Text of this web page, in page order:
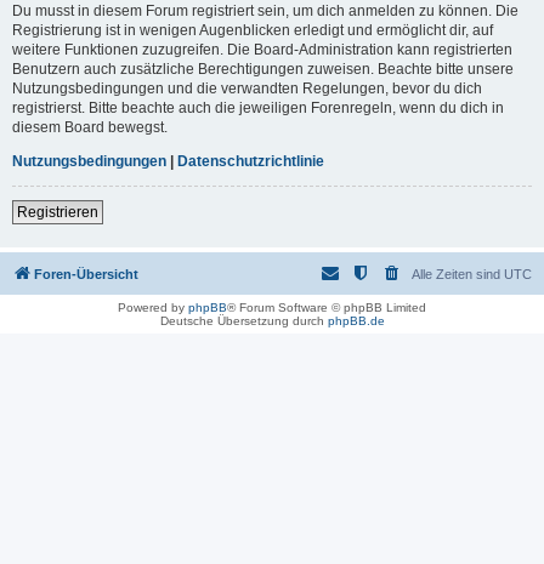
Du musst in diesem Forum registriert sein, um dich anmelden zu können. Die
Registrierung ist in wenigen Augenblicken erledigt und ermöglicht dir, auf
weitere Funktionen zuzugreifen. Die Board-Administration kann registrierten
Benutzern auch zusätzliche Berechtigungen zuweisen. Beachte bitte unsere
Nutzungsbedingungen und die verwandten Regelungen, bevor du dich
registrierst. Bitte beachte auch die jeweiligen Forenregeln, wenn du dich in
diesem Board bewegst.
Nutzungsbedingungen | Datenschutzrichtlinie
Registrieren
Foren-Übersicht Alle Zeiten sind UTC
Powered by phpBB® Forum Software © phpBB Limited
Deutsche Übersetzung durch phpBB.de